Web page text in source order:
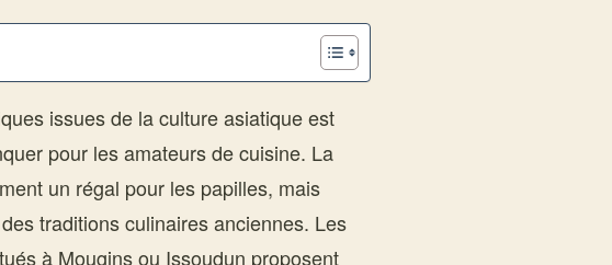
issues de la culture asiatique est
pour les amateurs de cuisine. La
un régal pour les papilles, mais
traditions culinaires anciennes. Les
à Mougins ou Issoudun proposent